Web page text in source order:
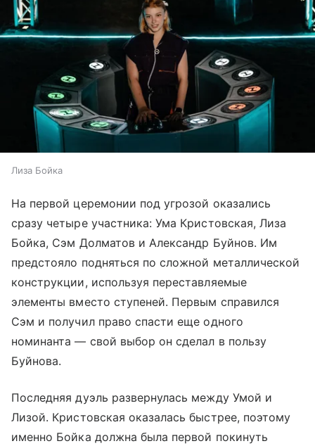
Лиза Бойка
На первой церемонии под угрозой оказались
сразу четыре участника: Ума Кристовская, Лиза
Бойка, Сэм Долматов и Александр Буйнов. Им
предстояло подняться по сложной металлической
конструкции, используя переставляемые
элементы вместо ступеней. Первым справился
Сэм и получил право спасти еще одного
номинанта — свой выбор он сделал в пользу
Буйнова.
Последняя дуэль развернулась между Умой и
Лизой. Кристовская оказалась быстрее, поэтому
именно Бойка должна была первой покинуть